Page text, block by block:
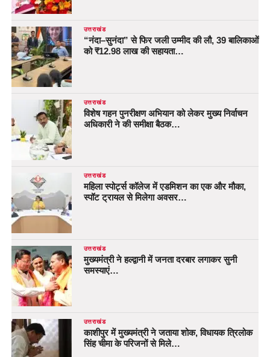
उत्तराखंड
“नंदा–सुनंदा” से फिर जली उम्मीद की लौ, 39 बालिकाओं
को ₹12.98 लाख की सहायता…
उत्तराखंड
विशेष गहन पुनरीक्षण अभियान को लेकर मुख्य निर्वाचन
अधिकारी ने की समीक्षा बैठक…
उत्तराखंड
महिला स्पोर्ट्स कॉलेज में एडमिशन का एक और मौका,
स्पॉट ट्रायल से मिलेगा अवसर…
उत्तराखंड
मुख्यमंत्री ने हल्द्वानी में जनता दरबार लगाकर सुनी
समस्याएं…
उत्तराखंड
काशीपुर में मुख्यमंत्री ने जताया शोक, विधायक त्रिलोक
सिंह चीमा के परिजनों से मिले…